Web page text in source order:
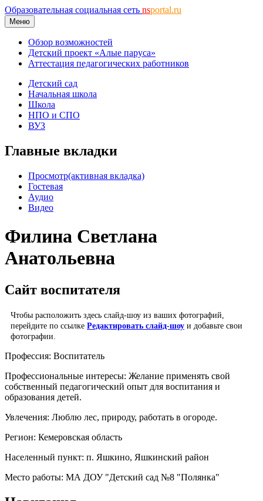
Образовательная социальная сеть nsportal.ru
Меню
Обзор возможностей
Детский проект «Алые паруса»
Аттестация педагогических работников
Детский сад
Начальная школа
Школа
НПО и СПО
ВУЗ
Главные вкладки
Просмотр(активная вкладка)
Гостевая
Аудио
Видео
Филина Светлана
Анатольевна
Сайт воспитателя
Чтобы расположить здесь слайд-шоу из ваших фотографий,
перейдите по ссылке Редактировать слайд-шоу и добавьте свои
фотографии.
Профессия: Воспитатель
Профессиональные интересы: Желание применять свой
собственный педагогический опыт для воспитания и
образования детей.
Увлечения: Люблю лес, природу, работать в огороде.
Регион: Кемеровская область
Населенный пункт: п. Яшкино, Яшкинский район
Место работы: МА ДОУ "Детский сад №8 "Полянка"